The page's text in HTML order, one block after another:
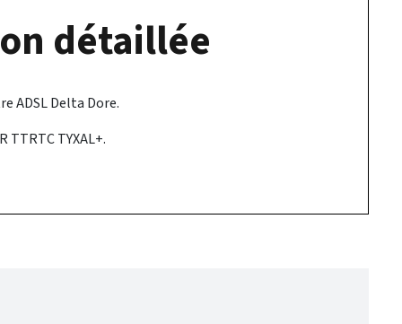
détaillée
ADSL Delta Dore.
TTRTC TYXAL+.